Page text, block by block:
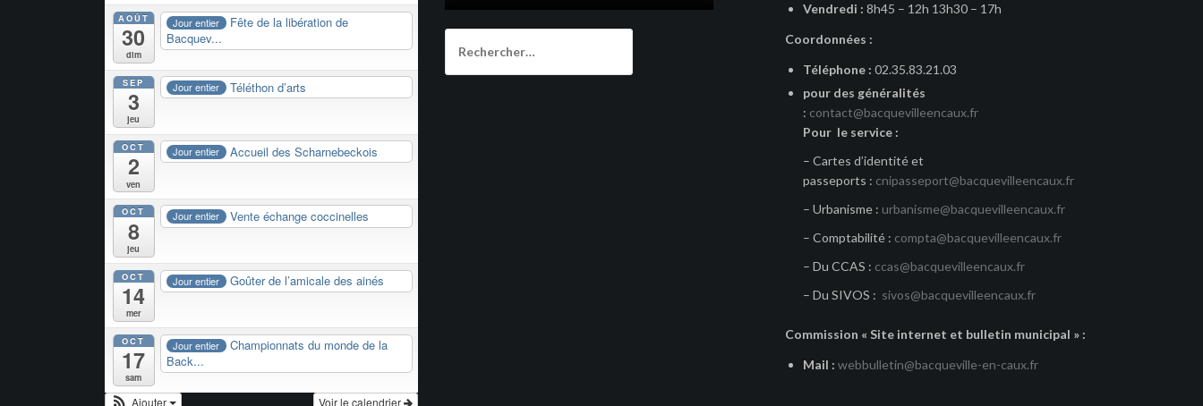
AOÛT
30
dim
Jour entier
Fête de la libération de
Bacquev...
SEP
3
jeu
Jour entier Téléthon d’arts
OCT
2
ven
Jour entier Accueil des Scharnebeckois
OCT
8
jeu
Jour entier Vente échange coccinelles
OCT
14
mer
Jour entier Goûter de l’amicale des ainés
OCT
17
sam
Jour entier
Championnats du monde de la
Back...
Voir le calendrier
Ajouter
Vendredi : 8h45 – 12h 13h30 – 17h
Coordonnées :
Téléphone : 02.35.83.21.03
pour des généralités
: contact@bacquevilleencaux.fr
Pour le service :
– Cartes d’identité et
passeports : cnipasseport@bacquevilleencaux.fr
– Urbanisme : urbanisme@bacquevilleencaux.fr
– Comptabilité : compta@bacquevilleencaux.fr
– Du CCAS : ccas@bacquevilleencaux.fr
– Du SIVOS : sivos@bacquevilleencaux.fr
Commission « Site internet et bulletin municipal » :
Mail : webbulletin@bacqueville-en-caux.fr